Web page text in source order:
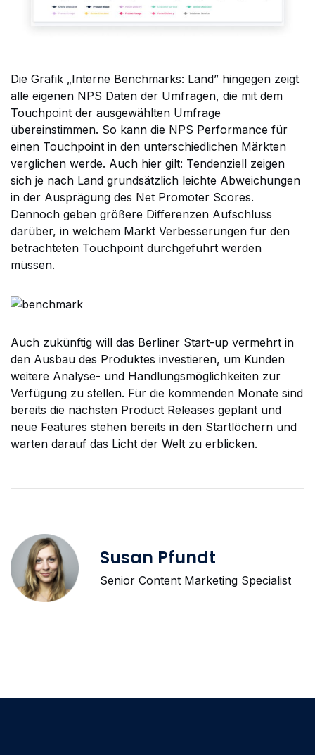
Die Grafik „Interne Benchmarks: Land” hingegen zeigt
alle eigenen NPS Daten der Umfragen, die mit dem
Touchpoint der ausgewählten Umfrage
übereinstimmen. So kann die NPS Performance für
einen Touchpoint in den unterschiedlichen Märkten
verglichen werde. Auch hier gilt: Tendenziell zeigen
sich je nach Land grundsätzlich leichte Abweichungen
in der Ausprägung des Net Promoter Scores.
Dennoch geben größere Differenzen Aufschluss
darüber, in welchem Markt Verbesserungen für den
betrachteten Touchpoint durchgeführt werden
müssen.
Auch zukünftig will das Berliner Start-up vermehrt in
den Ausbau des Produktes investieren, um Kunden
weitere Analyse- und Handlungsmöglichkeiten zur
Verfügung zu stellen. Für die kommenden Monate sind
bereits die nächsten Product Releases geplant und
neue Features stehen bereits in den Startlöchern und
warten darauf das Licht der Welt zu erblicken.
Susan Pfundt
Senior Content Marketing Specialist